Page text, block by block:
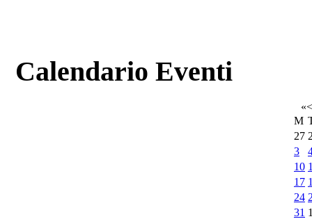
Calendario Eventi
«<
M
27
3
10
17
24
31